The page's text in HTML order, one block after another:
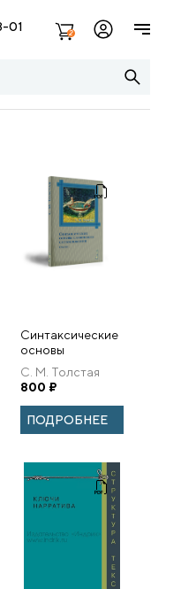
01 2
Синтаксические
основы
славянского
словосложения.
Очерки
С. М. Толстая
800 ₽
ПОДРОБНЕЕ